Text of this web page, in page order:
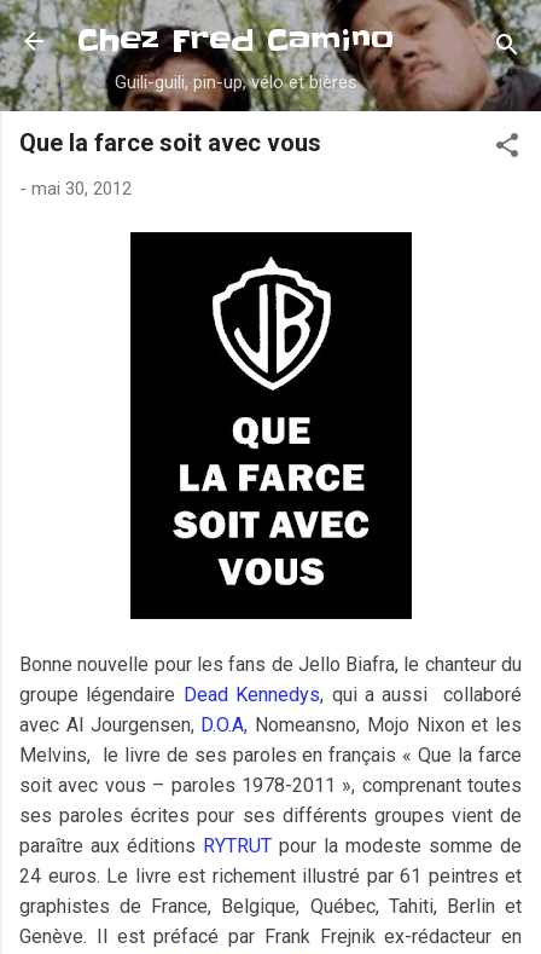
Accéder au contenu principal
Chez Fred Camino
Guili-guili, pin-up, vélo et bières
Que la farce soit avec vous
- mai 30, 2012
Bonne nouvelle pour les fans de Jello Biafra, le chanteur du
groupe légendaire Dead Kennedys, qui a aussi collaboré
avec Al Jourgensen, D.O.A, Nomeansno, Mojo Nixon et les
Melvins, le livre de ses paroles en français « Que la farce
soit avec vous – paroles 1978-2011 », comprenant toutes
ses paroles écrites pour ses différents groupes vient de
paraître aux éditions RYTRUT pour la modeste somme de
24 euros. Le livre est richement illustré par 61 peintres et
graphistes de France, Belgique, Québec, Tahiti, Berlin et
Genève. Il est préfacé par Frank Frejnik ex-rédacteur en